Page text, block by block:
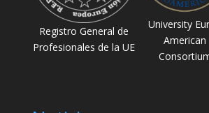
Registro General de
Profesionales de la UE
University
American